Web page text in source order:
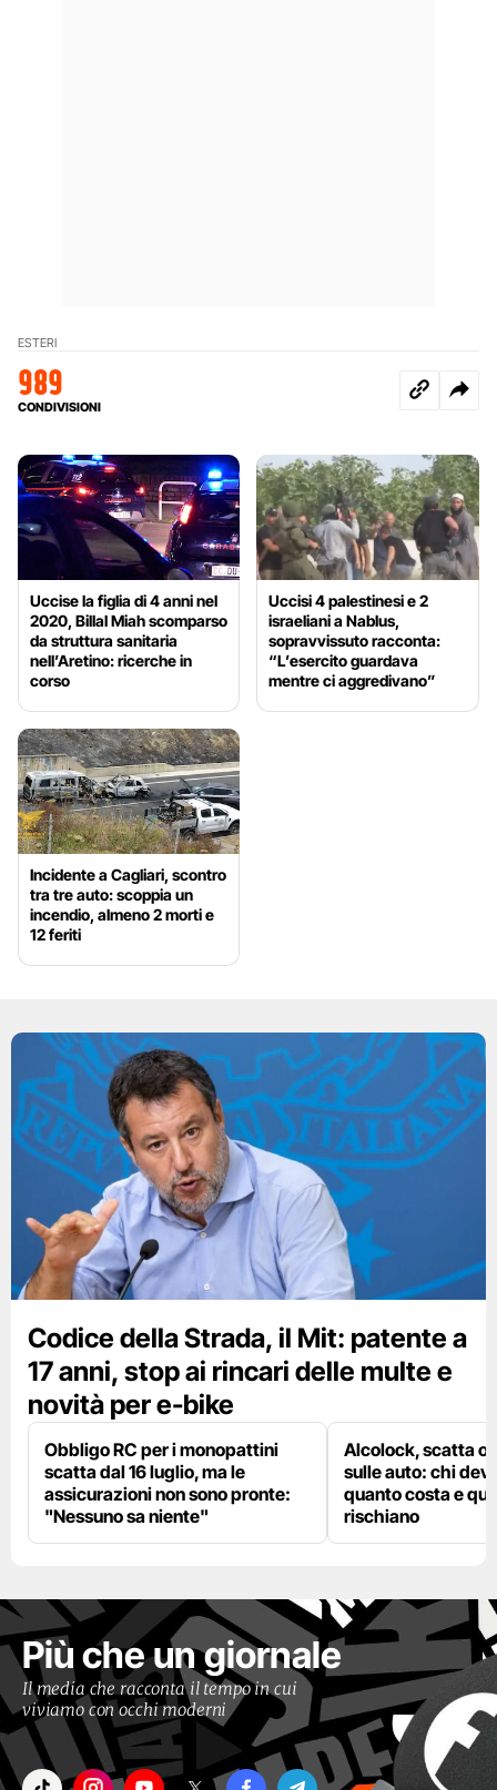
ESTERI
989
CONDIVISIONI
Uccise la figlia di 4 anni nel
2020, Billal Miah scomparso
da struttura sanitaria
nell’Aretino: ricerche in
corso
Uccisi 4 palestinesi e 2
israeliani a Nablus,
sopravvissuto racconta:
“L’esercito guardava
mentre ci aggredivano”
Incidente a Cagliari, scontro
tra tre auto: scoppia un
incendio, almeno 2 morti e
12 feriti
Codice della Strada, il Mit: patente a
17 anni, stop ai rincari delle multe e
novità per e-bike
Obbligo RC per i monopattini
scatta dal 16 luglio, ma le
assicurazioni non sono pronte:
"Nessuno sa niente"
Alcolock, scatta
sulle auto: chi
quanto costa e
rischiano
Più che un giornale
Il media che racconta il tempo in cui
viviamo con occhi moderni